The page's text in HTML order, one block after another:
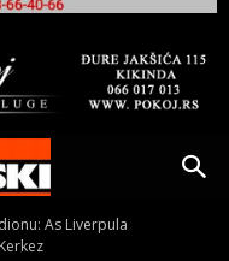
As Liverpula